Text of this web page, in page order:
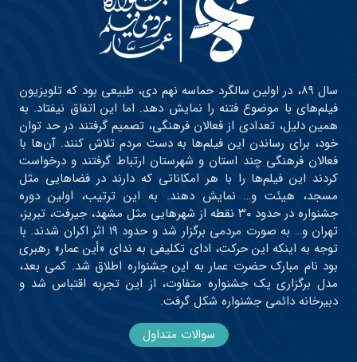
سال ۸۹، در اولین سالگرد حماسه نهم دی، طبیعی بود که تلویزیون
فیلم‌های با موضوع فتنه را نمایش دهد. اما این اتفاق نیفتاد. به
همین دلیل، تعدادی از فعالان فرهنگی، تصمیم گرفتند در حد توان
خود، برای رساندن این فیلم‌ها به دست مردم تلاش کنند. آن‌ها با
فعالان فرهنگی چند استان و شهرستان ارتباط گرفتند و درخواست
کردند این فیلم‌ها را با هر امکاناتی که دارند در فضاهایی مثل
مسجد، هیئت و… نمایش دهند. به این ترتیب، اولین دوره
جشنواره در حدود ۳۰ نقطه از شهرهایی مثل مشهد، جیرفت، تبریز،
تهران و… به صورت مردمی برگزار شد و حدود ۱۹ اثر اکران شدند. با
توجه به اینکه این حرکت، ادای تکلیفی به ندای «أین عمار» رهبری
بود نام مبارک حضرت عمار به این جشنواره اطلاق شد. کمی بعد،
مدل برگزاری یک جشنواره متفاوت، از این تجربه اقتباس شد و
دبیرخانه دائمی جشنواره شکل گرفت.
سوالات متداول